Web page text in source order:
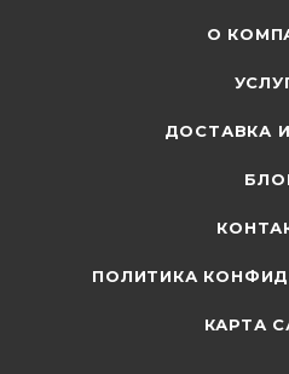
О
ДОСТАВКА
ПОЛИТИКА
КАРТА